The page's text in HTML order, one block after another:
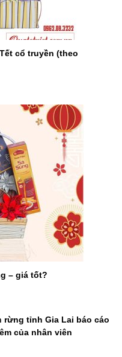
cổ truyền (theo
– giá tốt?
rừng tỉnh Gia Lai báo cáo
của nhân viên